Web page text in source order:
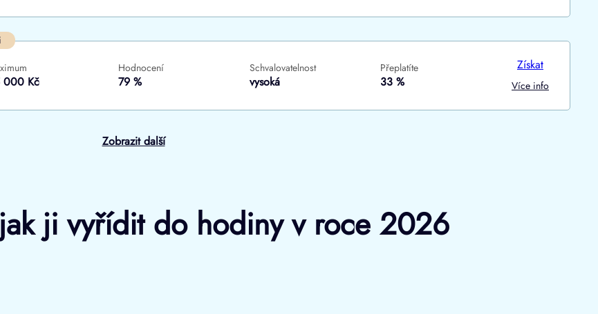
000 Kč
Hodnocení
79 %
Schvalovatelnost
vysoká
Přeplatíte
33 %
Získat
Více info
Zobrazit další
ji vyřídit do hodiny v roce 2026